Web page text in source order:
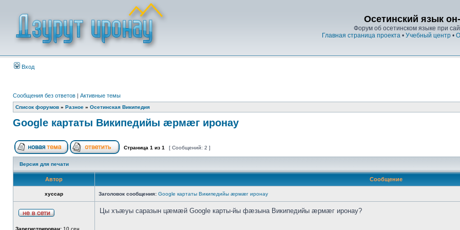
Осетинский язык
Форум об осетинском языке при
Главная страница проекта • Учебный центр •
Вход
Сообщения без ответов | Активные темы
Список форумов » Разное » Осетинская Википедия
Google картаты Википедийы æрмæг иронау
Страница 1 из 1 [ Сообщений: 2 ]
Версия для печати
Автор Сообщение
xyccap Заголовок сообщения: Google картаты Википедийы æрмæг иронау
Зарегистрирован: 10 сен
Цы хъæуы саразын цæмæй Google карты-йы фæзына Википедийы æрмæг иронау?